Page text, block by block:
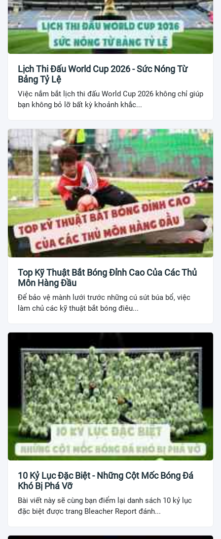
Lịch Thi Đấu World Cup 2026 - Sức Nóng Từ
Bảng Tỷ Lệ
Việc nắm bắt lịch thi đấu World Cup 2026 không chỉ giúp
bạn không bỏ lỡ bất kỳ khoảnh khắc...
Top Kỹ Thuật Bắt Bóng Đỉnh Cao Của Các Thủ
Môn Hàng Đầu
Để bảo vệ mành lưới trước những cú sút búa bổ, việc
làm chủ các kỹ thuật bắt bóng điêu...
10 Kỷ Lục Đặc Biệt - Những Cột Mốc Bóng Đá
Khó Bị Phá Vỡ
Bài viết này sẽ cùng bạn điểm lại danh sách 10 kỷ lục
đặc biệt được trang Bleacher Report đánh...